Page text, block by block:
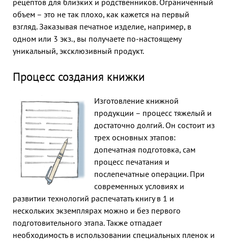
объем – это не так плохо, как кажется на первый
взгляд. Заказывая печатное изделие, например, в
одном или 3 экз., вы получаете по-настоящему
уникальный, эксклюзивный продукт.
Процесс создания книжки
Изготовление книжной
продукции – процесс тяжелый и
достаточно долгий. Он состоит из
трех основных этапов:
допечатная подготовка, сам
процесс печатания и
послепечатные операции. При
современных условиях и
развитии технологий распечатать книгу в 1 и
нескольких экземплярах можно и без первого
подготовительного этапа. Также отпадает
необходимость в использовании специальных пленок и